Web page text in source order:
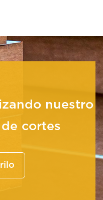
aluminio
nuestro
cortes